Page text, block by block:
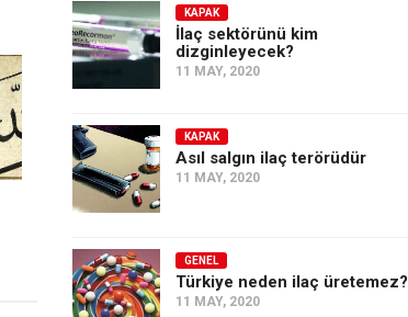
KAPAK
İlaç sektörünü kim
dizginleyecek?
11 MAY, 2020
KAPAK
Asıl salgın ilaç terörüdür
11 MAY, 2020
GENEL
Türkiye neden ilaç üretemez?
11 MAY, 2020